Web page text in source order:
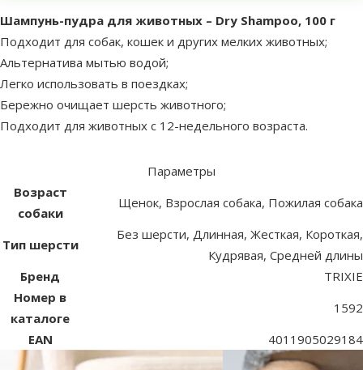
superzoo.product.detail.content
Шампунь-пудра для животных – Dry Shampoo, 100 г
Подходит для собак, кошек и других мелких животных;
Альтернатива мытью водой;
Легко использовать в поездках;
Бережно очищает шерсть животного;
Подходит для животных с 12-недельного возраста.
Параметры
Возраст
собаки
Щенок, Взрослая собака, Пожилая собака
Тип шерсти
Без шерсти, Длинная, Жесткая, Короткая,
Кудрявая, Средней длины
Бренд
TRIXIE
Номер в
каталоге
1592
EAN
4011905029184